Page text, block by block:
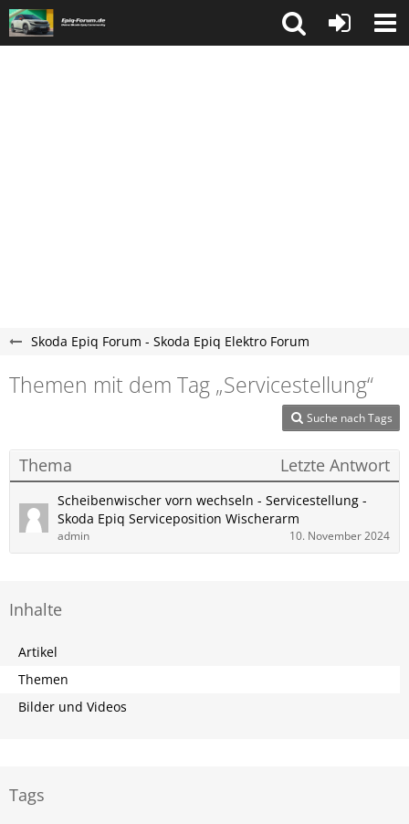
Skoda Epiq Forum - Skoda Epiq Elektro Forum
Themen mit dem Tag „Servicestellung“
Suche nach Tags
Thema Letzte Antwort
Scheibenwischer vorn wechseln - Servicestellung -
Skoda​ Epiq Serviceposition Wischerarm
admin 10. November 2024
Inhalte
Artikel
Themen
Bilder und Videos
Tags